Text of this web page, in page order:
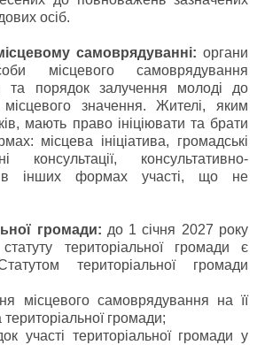
осіб.
самоврядуванні: органи
місцевого самоврядування
та порядок залучення молоді до
значення. Жителі, яким
мають право ініціювати та брати
місцева ініціатива, громадські
консультації, консультативно-
в інших формах участі, що не
громади: до 1 січня 2027 року
територіальної громади є
територіальної громади
місцевого самоврядування на її
територіальної громади;
участі територіальної громади у